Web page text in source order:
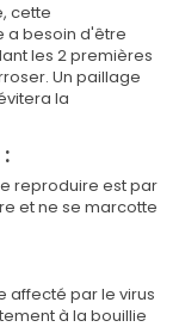
cette
a besoin d'être
les 2 premières
Un paillage
la
reproduire est par
et ne se marcotte
affecté par le virus
à la bouillie